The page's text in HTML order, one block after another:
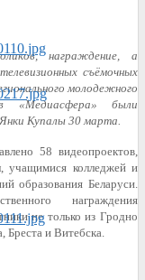
награждение, а
съёмочных
молодежного
«Медиасфера» были
Купалы 30 марта.
58 видеопроектов,
учащимися колледжей и
образования Беларуси.
награждения
не только из Гродно
Бреста и Витебска.